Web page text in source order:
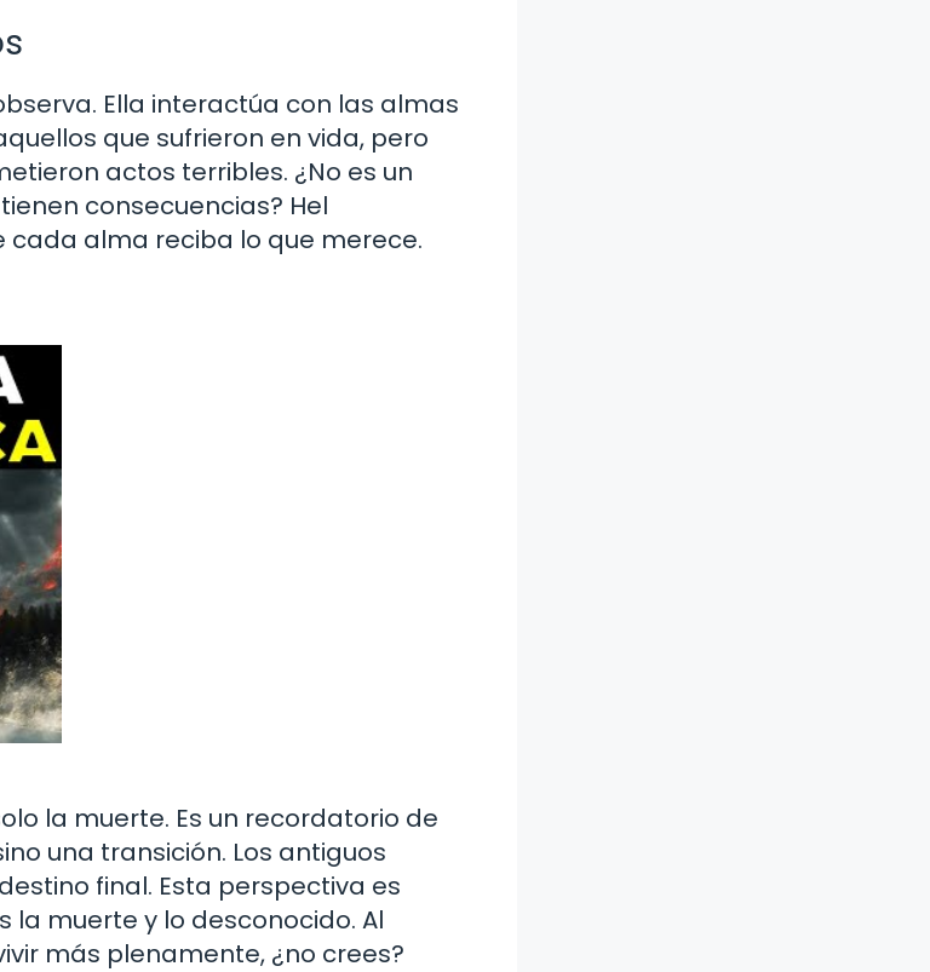
Ella interactúa con las almas
que sufrieron en vida, pero
actos terribles. ¿No es un
consecuencias? Hel
alma reciba lo que merece.
la muerte. Es un recordatorio de
una transición. Los antiguos
final. Esta perspectiva es
muerte y lo desconocido. Al
más plenamente, ¿no crees?